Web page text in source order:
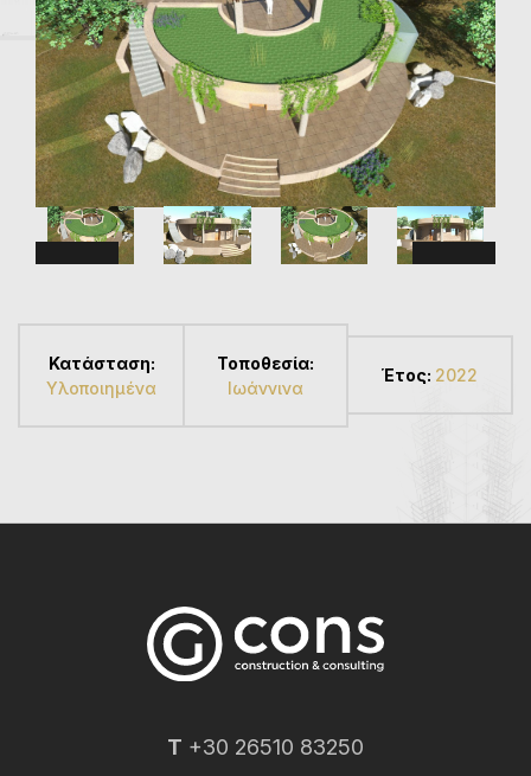
Κατάσταση:
Υλοποιημένα
Τοποθεσία:
Ιωάννινα
Έτος: 2022
T +30 26510 83250